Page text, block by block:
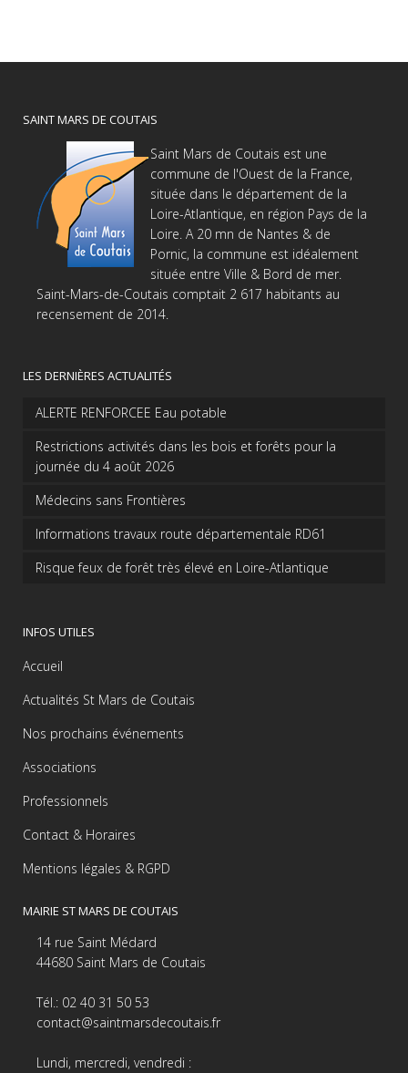
SAINT MARS DE COUTAIS
Saint Mars de Coutais est une
commune de l'Ouest de la France,
située dans le département de la
Loire-Atlantique, en région Pays de la
Loire. A 20 mn de Nantes & de
Pornic, la commune est idéalement
située entre Ville & Bord de mer.
Saint-Mars-de-Coutais comptait 2 617 habitants au
recensement de 2014.
LES DERNIÈRES ACTUALITÉS
ALERTE RENFORCEE Eau potable
Restrictions activités dans les bois et forêts pour la
journée du 4 août 2026
Médecins sans Frontières
Informations travaux route départementale RD61
Risque feux de forêt très élevé en Loire-Atlantique
INFOS UTILES
Accueil
Actualités St Mars de Coutais
Nos prochains événements
Associations
Professionnels
Contact & Horaires
Mentions légales & RGPD
MAIRIE ST MARS DE COUTAIS
14 rue Saint Médard
44680 Saint Mars de Coutais
Tél.: 02 40 31 50 53
contact@saintmarsdecoutais.fr
Lundi, mercredi, vendredi :